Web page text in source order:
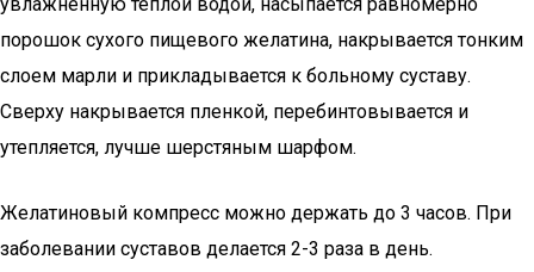
порошок сухого пищевого желатина, накрывается тонким
слоем марли и прикладывается к больному суставу.
Сверху накрывается пленкой, перебинтовывается и
утепляется, лучше шерстяным шарфом.
Желатиновый компресс можно держать до 3 часов. При
заболевании суставов делается 2-3 раза в день.